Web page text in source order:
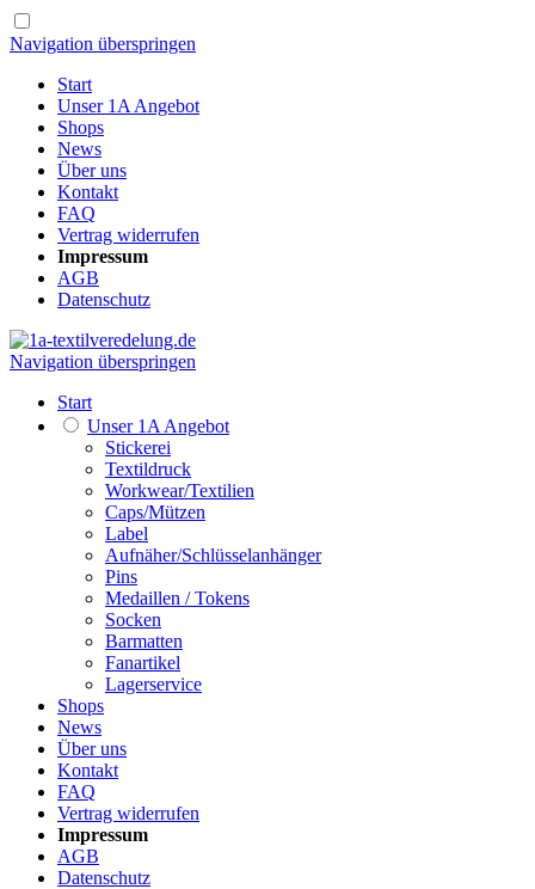
Navigation überspringen
Start
Unser 1A Angebot
Shops
News
Über uns
Kontakt
FAQ
Vertrag widerrufen
Impressum
AGB
Datenschutz
Navigation überspringen
Start
Unser 1A Angebot
Stickerei
Textildruck
Workwear/Textilien
Caps/Mützen
Label
Aufnäher/Schlüsselanhänger
Pins
Medaillen / Tokens
Socken
Barmatten
Fanartikel
Lagerservice
Shops
News
Über uns
Kontakt
FAQ
Vertrag widerrufen
Impressum
AGB
Datenschutz